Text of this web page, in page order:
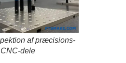
af præcisions-
CNC-dele